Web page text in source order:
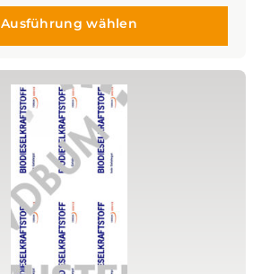
Ausführung wählen